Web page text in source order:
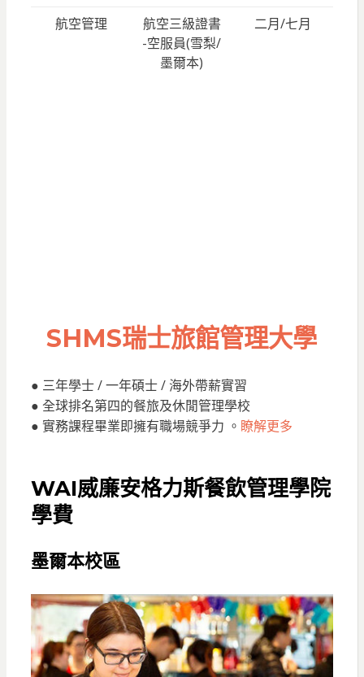
航空管理
航空三級證書
-空服員(雪梨/
墨爾本)
二月/七月
SHMS瑞士旅館管理大學
● 三年學士 / 一年碩士 / 海外帶薪實習
● 全球排名第四的餐旅及休閒管理學校
● 實務課程畢業即擁有職場競爭力 。 瞭解更多
WAI威廉安格力斯餐飲管理學院
學費
墨爾本校區